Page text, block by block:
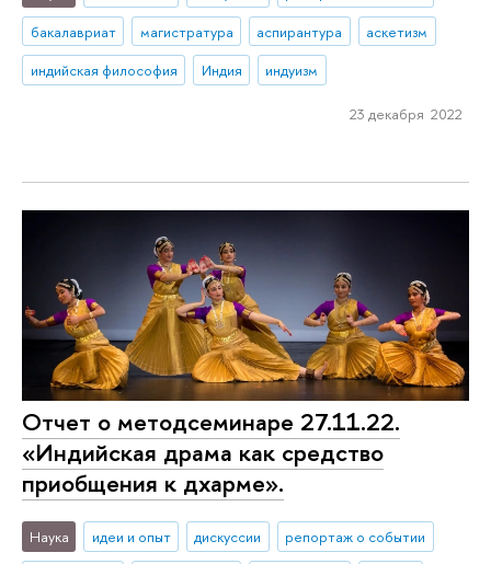
бакалавриат
магистратура аспирантура
аскетизм
индийская философия
Индия индуизм
23 декабря 2022
Отчет о методсеминаре 27.11.22.
«Индийская драма как средство
приобщения к дхарме».
Наука идеи и опыт дискуссии
репортаж о событии